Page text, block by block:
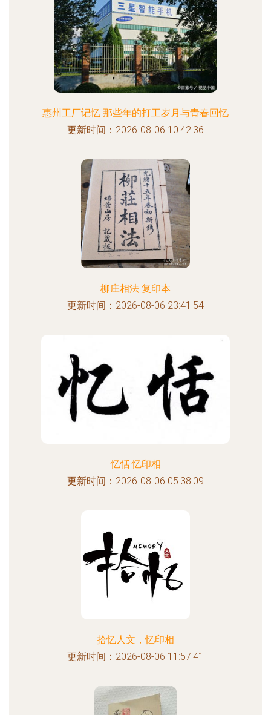
惠州工厂记忆 那些年的打工岁月与青春回忆
更新时间：2026-08-06 10:42:36
柳庄相法 复印本
更新时间：2026-08-06 23:41:54
忆恬·忆印相
更新时间：2026-08-06 05:38:09
拾忆人文，忆印相
更新时间：2026-08-06 11:57:41